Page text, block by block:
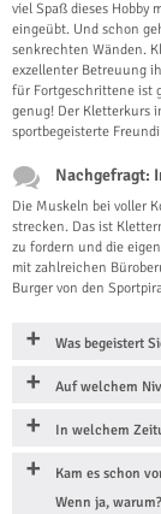
viel Spaß dieses Hobby
eingeübt. Und schon
senkrechten Wänden.
exzellenter Betreuung
für Fortgeschrittene ist
genug! Der Kletterkurs
sportbegeisterte
Nachgefragt:
Die Muskeln bei voller
strecken. Das ist
zu fordern und die
mit zahlreichen
Burger von den
Was begeistert
Auf welchem
In welchem
Kam es schon
Wenn ja, warum?